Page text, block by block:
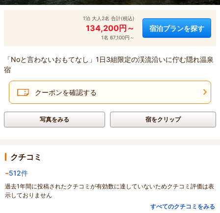
1泊 大人2名 合計(税込)
134,200円～
1名 67,100円～
宿泊プランを探す
「Noと言わないおもてなし」1日3組限定の渓流沿いに佇む隠れ温泉
宿
クーポンを確認する
写真をみる 宿をクリップ
クチコミ
-512件
過去1年間に投稿されたクチコミが有効数に達していないためクチコミ評価は表
示しておりません
すべてのクチコミをみる